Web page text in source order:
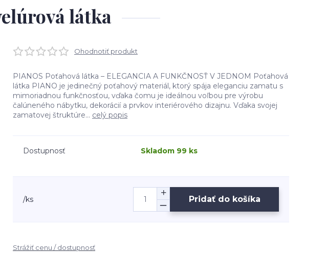
látka
Ohodnotiť produkt
PIANOS Poťahová látka – ELEGANCIA A FUNKČNOSŤ V JEDNOM Poťahová
látka PIANO je jedinečný poťahový materiál, ktorý spája eleganciu zamatu s
mimoriadnou funkčnosťou, vďaka čomu je ideálnou voľbou pre výrobu
čalúneného nábytku, dekorácií a prvkov interiérového dizajnu. Vďaka svojej
zamatovej štruktúre... celý popis
Dostupnosť Skladom 99 ks
/ks Pridať do košíka
Strážiť cenu / dostupnosť